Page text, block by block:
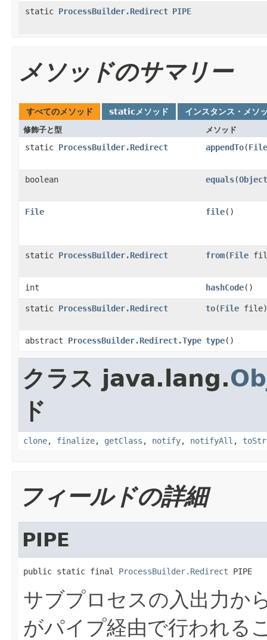
static ProcessBuilder.Redirect PIPE
メソッドのサマリー
すべてのメソッド staticメソッド インスタンス・メソ
修飾子と型 メソッド
static ProcessBuilder.Redirect appendTo(File
boolean equals(Object
File file()
static ProcessBuilder.Redirect from(File
int hashCode()
static ProcessBuilder.Redirect to(File file)
abstract ProcessBuilder.Redirect.Type type()
クラス java.lang.
ド
clone, finalize, getClass , notify, notifyAll ,
フィールドの詳細
PIPE
public static final ProcessBuilder.Redirect PIPE
サブプロセスの入出力か
がパイプ経由で行われる